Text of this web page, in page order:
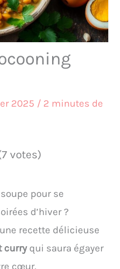
2025 / 2 minutes de
votes)
pour se
d’hiver ?
recette délicieuse
curryqui saura égayer
cœur.